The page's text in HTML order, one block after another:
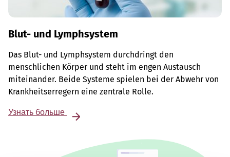
Blut- und Lymphsystem
Das Blut- und Lymphsystem durchdringt den
menschlichen Körper und steht im engen Austausch
miteinander. Beide Systeme spielen bei der Abwehr von
Krankheitserregern eine zentrale Rolle.
Узнать больше